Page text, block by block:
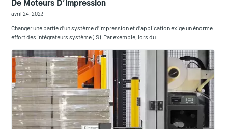
De Moteurs D’impression
avril 24, 2023
Changer une partie d’un système d’impression et d’application exige un énorme
effort des intégrateurs système (IS). Par exemple, lors du…